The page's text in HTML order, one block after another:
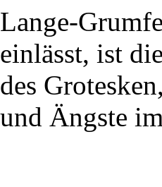
Lange-
einlässt, ist
des
und Ängste